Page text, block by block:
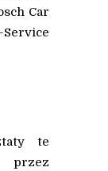
Car
te
przez